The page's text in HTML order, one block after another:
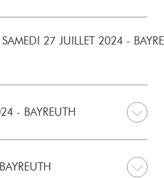
27 JUILLET 2024 -
- BAYREUTH